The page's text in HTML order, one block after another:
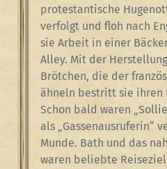
protestantische
verfolgt und floh nach
sie Arbeit in einer
Alley. Mit der
Brötchen, die der
ähneln bestritt sie ihren
Schon bald waren
als „Gassenausruferin“
Munde. Bath und das
waren beliebte